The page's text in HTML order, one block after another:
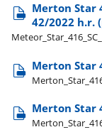
Merton Star
42/2022 h.r.
Merton Star
Merton Star